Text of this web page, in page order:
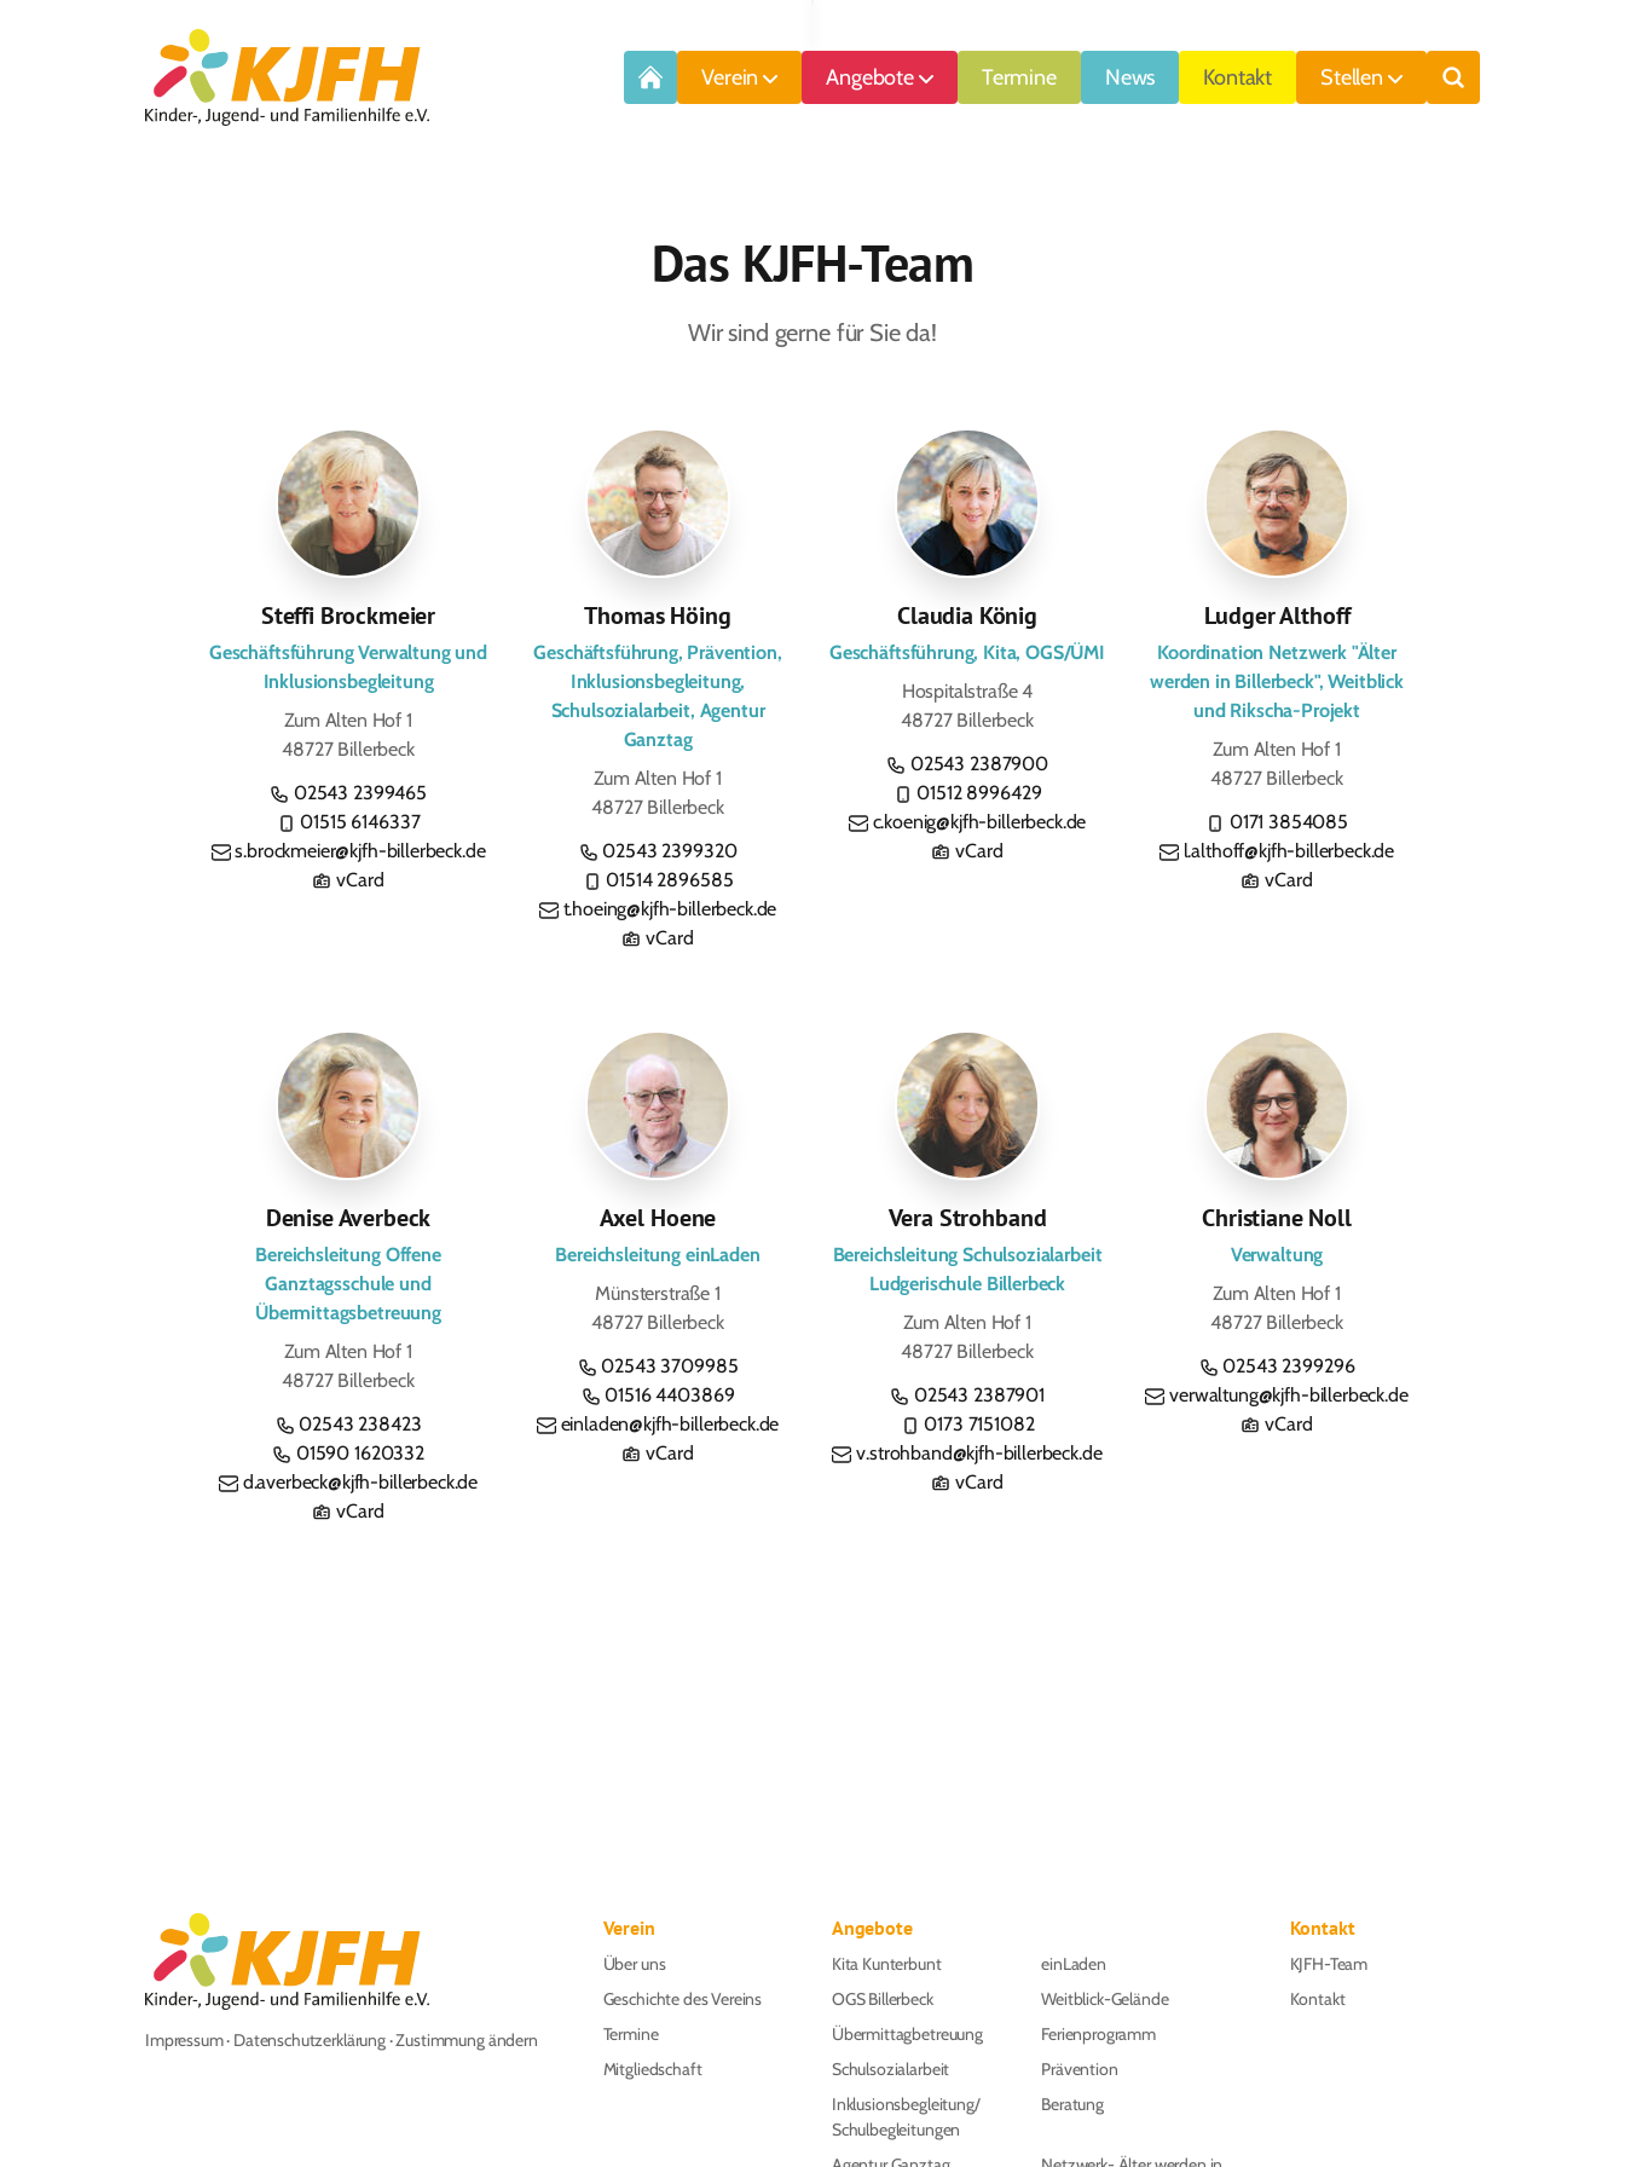
Verein Angebote Termine News Kontakt Stellen
Suche
Das KJFH-Team
Wir sind gerne für Sie da!
Steffi Brockmeier
Geschäftsführung Verwaltung und
Inklusionsbegleitung
Zum Alten Hof 1
48727 Billerbeck
02543 2399465
01515 6146337
s.brockmeier@kjfh-billerbeck.de
vCard
Thomas Höing
Geschäftsführung, Prävention,
Inklusionsbegleitung,
Schulsozialarbeit, Agentur
Ganztag
Zum Alten Hof 1
48727 Billerbeck
02543 2399320
01514 2896585
t.hoeing@kjfh-billerbeck.de
vCard
Claudia König
Geschäftsführung, Kita, OGS/ÜMI
Hospitalstraße 4
48727 Billerbeck
02543 2387900
01512 8996429
c.koenig@kjfh-billerbeck.de
vCard
Ludger Althoff
Koordination Netzwerk "Älter
werden in Billerbeck", Weitblick
und Rikscha-Projekt
Zum Alten Hof 1
48727 Billerbeck
0171 3854085
l.althoff@kjfh-billerbeck.de
vCard
Denise Averbeck
Bereichsleitung Offene
Ganztagsschule und
Übermittagsbetreuung
Zum Alten Hof 1
48727 Billerbeck
02543 238423
01590 1620332
d.averbeck@kjfh-billerbeck.de
vCard
Axel Hoene
Bereichsleitung einLaden
Münsterstraße 1
48727 Billerbeck
02543 3709985
01516 4403869
einladen@kjfh-billerbeck.de
vCard
Vera Strohband
Bereichsleitung Schulsozialarbeit
Ludgerischule Billerbeck
Zum Alten Hof 1
48727 Billerbeck
02543 2387901
0173 7151082
v.strohband@kjfh-billerbeck.de
vCard
Christiane Noll
Verwaltung
Zum Alten Hof 1
48727 Billerbeck
02543 2399296
verwaltung@kjfh-billerbeck.de
vCard
Impressum· Datenschutzerklärung·Zustimmung ändern
Verein
Über uns
Geschichte des Vereins
Termine
Mitgliedschaft
Angebote
Kita Kunterbunt
OGS Billerbeck
Übermittagbetreuung
Schulsozialarbeit
Inklusionsbegleitung/
Schulbegleitungen
einLaden
Weitblick-Gelände
Ferienprogramm
Prävention
Beratung
Kontakt
KJFH-Team
Kontakt